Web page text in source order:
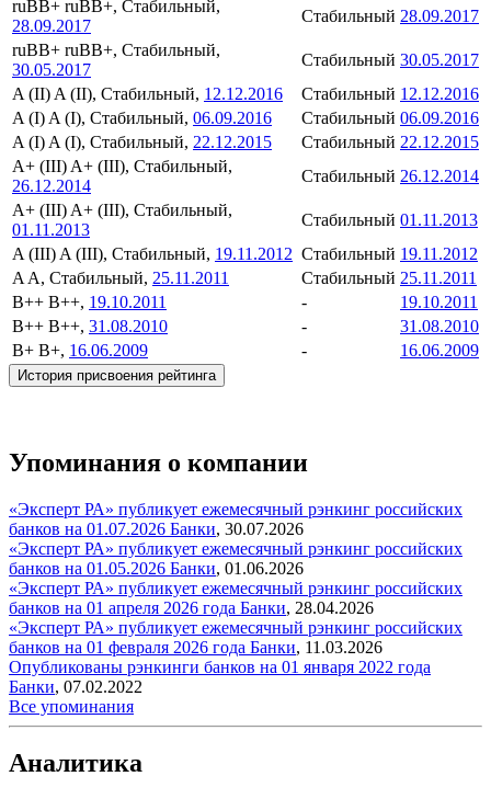
ruBB+ ruBB+, Стабильный,
28.09.2017
Стабильный 28.09.2017
ruBB+ ruBB+, Стабильный,
30.05.2017
Стабильный 30.05.2017
A (II) A (II), Стабильный, 12.12.2016 Стабильный 12.12.2016
A (I) A (I), Стабильный, 06.09.2016 Стабильный 06.09.2016
A (I) A (I), Стабильный, 22.12.2015 Стабильный 22.12.2015
A+ (III) A+ (III), Стабильный,
26.12.2014
Стабильный 26.12.2014
A+ (III) A+ (III), Стабильный,
01.11.2013
Стабильный 01.11.2013
A (III) A (III), Стабильный, 19.11.2012 Стабильный 19.11.2012
A A, Стабильный, 25.11.2011 Стабильный 25.11.2011
B++ B++, 19.10.2011 -
19.10.2011
B++ B++, 31.08.2010 -
31.08.2010
B+ B+, 16.06.2009 - 16.06.2009
История присвоения рейтинга
Упоминания о компании
«Эксперт РА» публикует ежемесячный рэнкинг российских
банков на 01.07.2026 Банки, 30.07.2026
«Эксперт РА» публикует ежемесячный рэнкинг российских
банков на 01.05.2026 Банки, 01.06.2026
«Эксперт РА» публикует ежемесячный рэнкинг российских
банков на 01 апреля 2026 года Банки, 28.04.2026
«Эксперт РА» публикует ежемесячный рэнкинг российских
банков на 01 февраля 2026 года Банки, 11.03.2026
Опубликованы рэнкинги банков на 01 января 2022 года
Банки, 07.02.2022
Все упоминания
Аналитика